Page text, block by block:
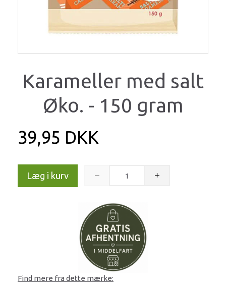
Karameller med salt
Øko. - 150 gram
39,95 DKK
Læg i kurv
Find mere fra dette mærke: